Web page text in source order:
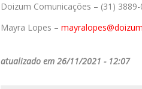
Doizum Comunicações – (31)
Mayra Lopes –
atualizado em 26/11/2021 - 12:07